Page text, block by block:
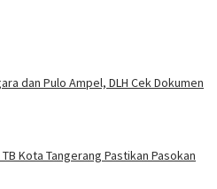
dan Pulo Ampel, DLH Cek Dokumen
Kota Tangerang Pastikan Pasokan